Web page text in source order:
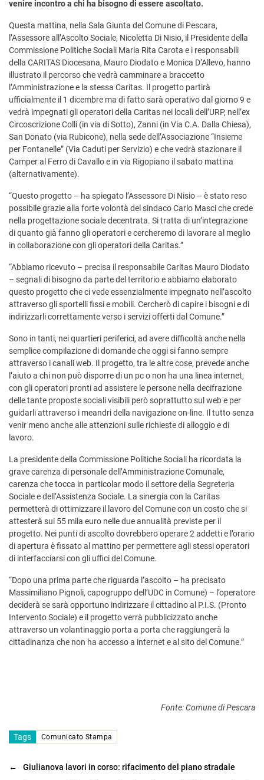
venire incontro a chi ha bisogno di essere ascoltato.
Questa mattina, nella Sala Giunta del Comune di Pescara,
l’Assessore all’Ascolto Sociale, Nicoletta Di Nisio, il Presidente della
Commissione Politiche Sociali Maria Rita Carota e i responsabili
della CARITAS Diocesana, Mauro Diodato e Monica D’Allevo, hanno
illustrato il percorso che vedrà camminare a braccetto
l’Amministrazione e la stessa Caritas. Il progetto partirà
ufficialmente il 1 dicembre ma di fatto sarà operativo dal giorno 9 e
vedrà impegnati gli operatori della Caritas nei locali dell’URP, nell’ex
Circoscrizione Colli (in via di Sotto), Zanni (in Via C.A. Dalla Chiesa),
San Donato (via Rubicone), nella sede dell’Associazione “Insieme
per Fontanelle” (Via Caduti per Servizio) e che vedrà stazionare il
Camper al Ferro di Cavallo e in via Rigopiano il sabato mattina
(alternativamente).
“Questo progetto – ha spiegato l’Assessore Di Nisio – è stato reso
possibile grazie alla forte volontà del sindaco Carlo Masci che crede
nella progettazione sociale decentrata. Si tratta di un’integrazione
di quanto già fanno gli operatori e cercheremo di lavorare al meglio
in collaborazione con gli operatori della Caritas.”
“Abbiamo ricevuto – precisa il responsabile Caritas Mauro Diodato
– segnali di bisogno da parte del territorio e abbiamo elaborato
questo progetto che ci vede essenzialmente impegnato nell’ascolto
attraverso gli sportelli fissi e mobili. Cercherò di capire i bisogni e di
indirizzarli correttamente verso i servizi offerti dal Comune.”
Sono in tanti, nei quartieri periferici, ad avere difficoltà anche nella
semplice compilazione di domande che oggi si fanno sempre
attraverso i canali web. Il progetto, tra le altre cose, prevede anche
l’aiuto a chi non può disporre di un pc o non ha una linea internet,
con gli operatori pronti ad assistere le persone nella decifrazione
delle tante proposte sociali visibili però soprattutto sul web e per
guidarli attraverso i meandri della navigazione on-line. Il tutto senza
venir meno anche alle attenzioni sulle richieste di alloggio e di
lavoro.
La presidente della Commissione Politiche Sociali ha ricordata la
grave carenza di personale dell’Amministrazione Comunale,
carenza che tocca in particolar modo il settore della Segreteria
Sociale e dell’Assistenza Sociale. La sinergia con la Caritas
permetterà di ottimizzare il lavoro del Comune con un costo che si
attesterà sui 55 mila euro nelle due annualità previste per il
progetto. Nei punti di ascolto dovrebbero operare 2 addetti e l’orario
di apertura è fissato al mattino per permettere agli stessi operatori
di interfacciarsi con gli uffici del Comune.
“Dopo una prima parte che riguarda l’ascolto – ha precisato
Massimiliano Pignoli, capogruppo dell’UDC in Comune) – l’operatore
deciderà se sarà opportuno indirizzare il cittadino al P.I.S. (Pronto
Intervento Sociale) e il progetto verrà pubblicizzato anche
attraverso un volantinaggio porta a porta che raggiungerà la
cittadinanza che non ha accesso a internet e al sito del Comune.”
Fonte: Comune di Pescara
Tags Comunicato Stampa
←
Giulianova lavori in corso: rifacimento del piano stradale